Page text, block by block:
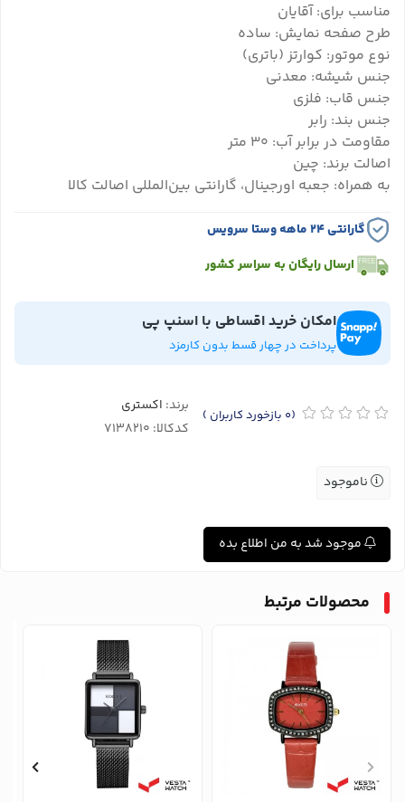
مناسب برای: آقایان
طرح صفحه نمایش: ساده
نوع موتور: کوارتز (باتری)
جنس شیشه: معدنی
جنس قاب: فلزی
جنس بند: رابر
مقاومت در برابر آب: 30 متر
اصالت برند: چین
به همراه: جعبه اورجینال، گارانتی بین‌المللی اصالت کالا
گارانتی ۲۴ ماهه وستا سرویس
ارسال رایگان به سراسر کشور
امکان خرید اقساطی با اسنپ پی
پرداخت در چهار قسط بدون کارمزد
(0 بازخورد کاربران ) برند: اکستری
کدکالا:
ناموجود
موجود شد به من اطلاع بده
محصولات مرتبط